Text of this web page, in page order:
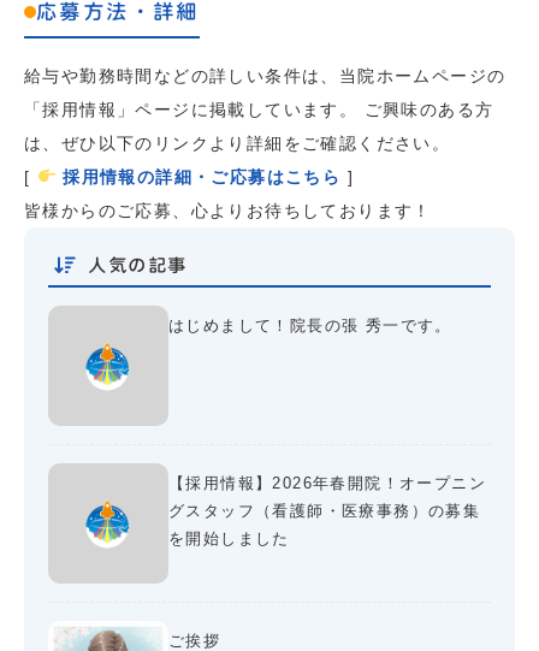
応募方法・詳細
給与や勤務時間などの詳しい条件は、当院ホームページの
「採用情報」ページに掲載しています。 ご興味のある方
は、ぜひ以下のリンクより詳細をご確認ください。
[
採用情報の詳細・ご応募はこちら ]
皆様からのご応募、心よりお待ちしております！
人気の記事
はじめまして！院長の張 秀一です。
【採用情報】2026年春開院！オープニン
グスタッフ（看護師・医療事務）の募集
を開始しました
ご挨拶